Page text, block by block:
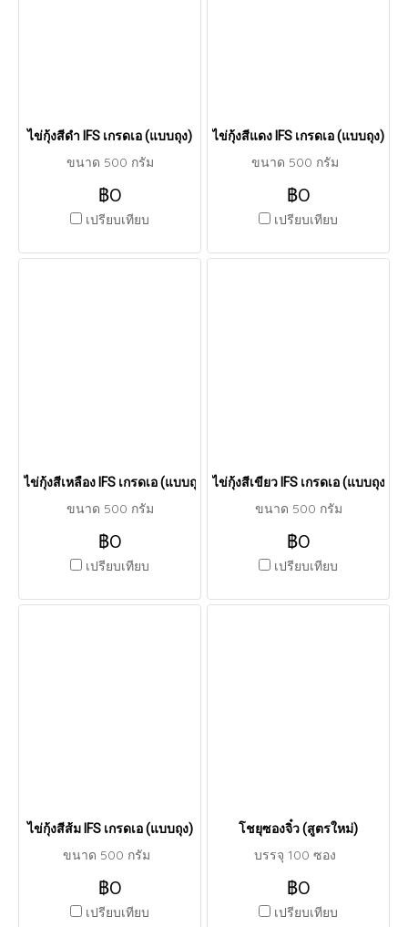
ไข่กุ้งสีดำ IFS เกรดเอ (แบบถุง)
ขนาด 500 กรัม
฿0
เปรียบเทียบ
ไข่กุ้งสีแดง IFS เกรดเอ (แบบถุง)
ขนาด 500 กรัม
฿0
เปรียบเทียบ
ไข่กุ้งสีเหลือง IFS เกรดเอ (แบบถุง)
ขนาด 500 กรัม
฿0
เปรียบเทียบ
ไข่กุ้งสีเขียว IFS เกรดเอ (แบบถุง)
ขนาด 500 กรัม
฿0
เปรียบเทียบ
ไข่กุ้งสีส้ม IFS เกรดเอ (แบบถุง)
ขนาด 500 กรัม
฿0
เปรียบเทียบ
โชยุซองจิ๋ว (สูตรใหม่)
บรรจุ 100 ซอง
฿0
เปรียบเทียบ